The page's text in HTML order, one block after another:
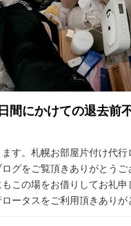
間にかけての退去前
す。札幌お部屋片付け代
グをご覧頂きありがとうご
この場をお借りしてお礼
ータスをご利用頂きあり